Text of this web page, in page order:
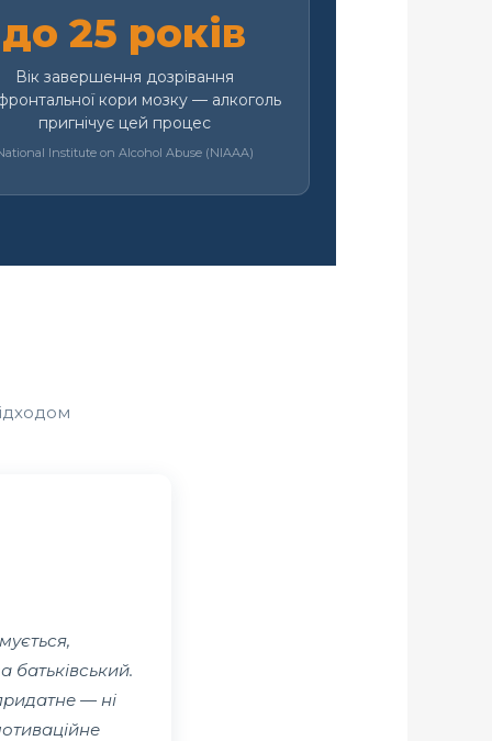
до 25 років
Вік завершення дозрівання
кори мозку — алкоголь
пригнічує цей процес
Institute on Alcohol Abuse (NIAAA)
батьківський.
— ні